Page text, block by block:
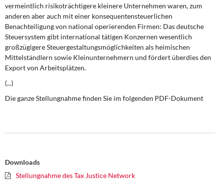
Institut Solidarische Moderne
Rosa-Luxemburg-Stiftung
Über mich
Kontakt
vermeintlich risikoträchtigere kleinere Unternehmen waren, zum
anderen aber auch mit einer konsequentensteuerlichen
Benachteiligung von national operierenden Firmen: Das deutsche
Steuersystem gibt international tätigen Konzernen wesentlich
großzügigere Steuergestaltungsmöglichkeiten als heimischen
Mittelständlern sowie Kleinunternehmern und fördert überdies den
Export von Arbeitsplätzen.
(...)
Die ganze Stellungnahme finden Sie im folgenden PDF-Dokument
Downloads
Stellungnahme des Tax Justice Network